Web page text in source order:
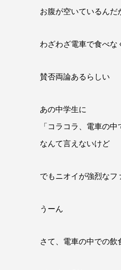
お腹が空いているん
わざわざ電車で食べ
賛否両論あるらしい
あの中学生に
「コラコラ、電車の
なんて言えないけど
でもニオイが強烈なフ
うーん
さて、電車の中での飲